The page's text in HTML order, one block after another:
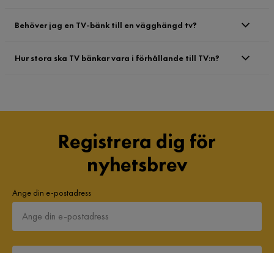
Behöver jag en TV-bänk till en vägghängd tv?
Hur stora ska TV bänkar vara i förhållande till TV:n?
Registrera dig för
nyhetsbrev
Ange din e-postadress